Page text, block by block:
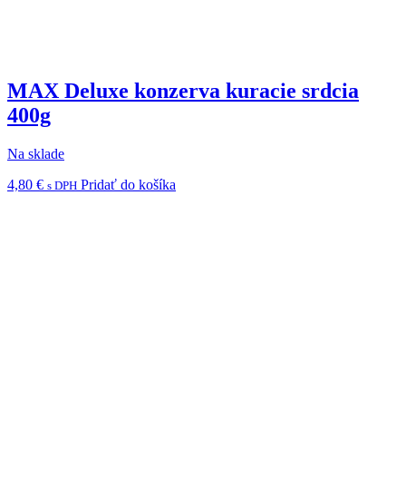
MAX Deluxe konzerva kuracie srdcia
400g
Na sklade
4,80 € s DPH Pridať do košíka